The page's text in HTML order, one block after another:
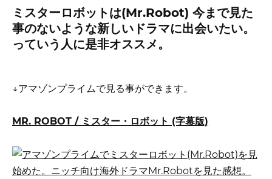
ミスターロボットは(Mr.Robot) 今まで見た
事のないような新しいドラマに出会いたい。
っていう人に是非オススメ。
↓アマゾンプライムで見る事ができます。
MR. ROBOT / ミスター・ロボット (字幕版)